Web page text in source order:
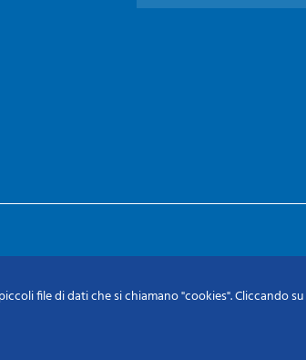
file di dati che si chiamano "cookies". Cliccando su